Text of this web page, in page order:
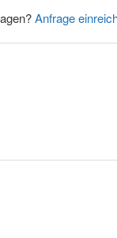
Anfrage